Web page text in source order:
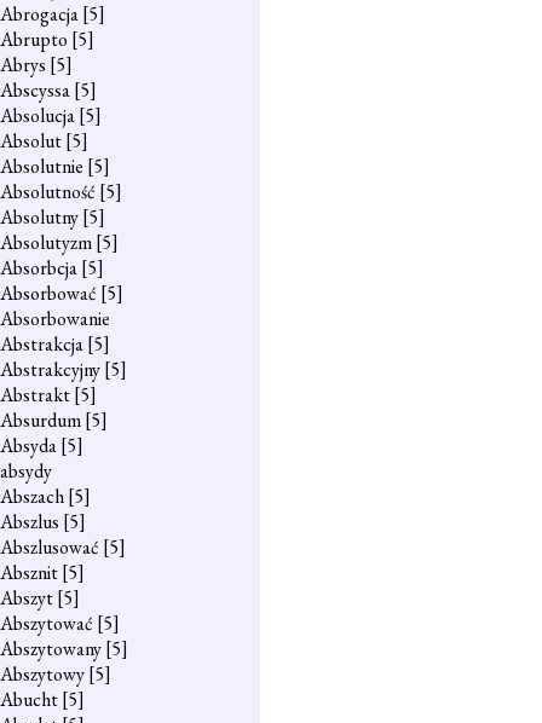
Abrogacja[5]
Abrupto [5]
Abrys [5]
Abscyssa[5]
Absolucja[5]
Absolut[5]
Absolutnie [5]
Absolutność [5]
Absolutny[5]
Absolutyzm[5]
Absorbcja[5]
Absorbować [5]
Absorbowanie
Abstrakcja[5]
Abstrakcyjny[5]
Abstrakt[5]
Absurdum[5]
Absyda[5]
absydy
Abszach[5]
Abszlus [5]
Abszlusować [5]
Absznit[5]
Abszyt[5]
Abszytować [5]
Abszytowany[5]
Abszytowy[5]
Abucht[5]